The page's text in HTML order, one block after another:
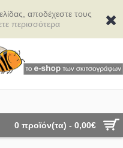
αποδέχεστε τους
περισσότερα
0 προϊόν(τα) - 0,00€